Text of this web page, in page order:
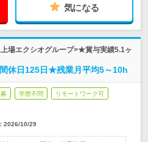
気になる
場エクシオグループ>★賞与実績5.1ヶ
休日125日★残業月平均5～10h
学歴不問 リモートワーク可
2026/10/29